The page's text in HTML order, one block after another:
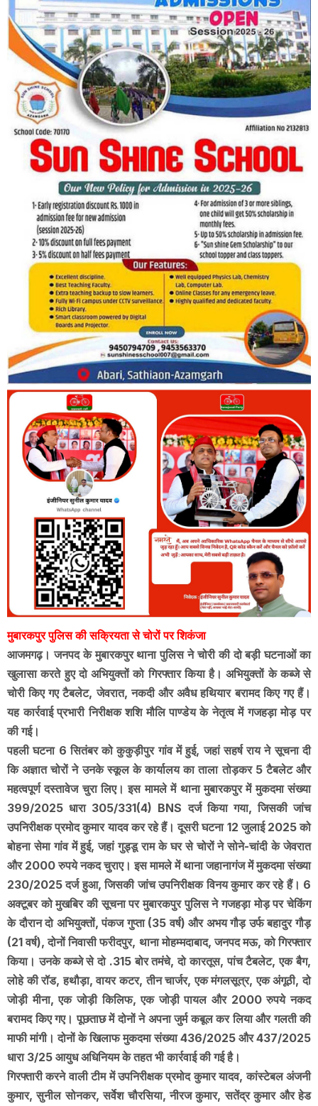
मुबारकपुर पुलिस की सक्रियता से चोरों पर शिकंजा
आजमगढ़। जनपद के मुबारकपुर थाना पुलिस ने चोरी की दो बड़ी घटनाओं का
खुलासा करते हुए दो अभियुक्तों को गिरफ्तार किया है। अभियुक्तों के कब्जे से
चोरी किए गए टैबलेट, जेवरात, नकदी और अवैध हथियार बरामद किए गए हैं।
यह कार्रवाई प्रभारी निरीक्षक शशि मौलि पाण्डेय के नेतृत्व में गजहड़ा मोड़ पर
की गई।
पहली घटना 6 सितंबर को कुकुड़ीपुर गांव में हुई, जहां सहर्ष राय ने सूचना दी
कि अज्ञात चोरों ने उनके स्कूल के कार्यालय का ताला तोड़कर 5 टैबलेट और
महत्वपूर्ण दस्तावेज चुरा लिए। इस मामले में थाना मुबारकपुर में मुकदमा संख्या
399/2025 धारा 305/331(4) BNS दर्ज किया गया, जिसकी जांच
उपनिरीक्षक प्रमोद कुमार यादव कर रहे हैं। दूसरी घटना 12 जुलाई 2025 को
बोहना सेमा गांव में हुई, जहां गुड्डू राम के घर से चोरों ने सोने-चांदी के जेवरात
और 2000 रुपये नकद चुराए। इस मामले में थाना जहानागंज में मुकदमा संख्या
230/2025 दर्ज हुआ, जिसकी जांच उपनिरीक्षक विनय कुमार कर रहे हैं। 6
अक्टूबर को मुखबिर की सूचना पर मुबारकपुर पुलिस ने गजहड़ा मोड़ पर चेकिंग
के दौरान दो अभियुक्तों, पंकज गुप्ता (35 वर्ष) और अभय गौड़ उर्फ बहादुर गौड़
(21 वर्ष), दोनों निवासी फरीदपुर, थाना मोहम्मदाबाद, जनपद मऊ, को गिरफ्तार
किया। उनके कब्जे से दो .315 बोर तमंचे, दो कारतूस, पांच टैबलेट, एक बैग,
लोहे की रॉड, हथौड़ा, वायर कटर, तीन चार्जर, एक मंगलसूत्र, एक अंगूठी, दो
जोड़ी मीना, एक जोड़ी किलिफ, एक जोड़ी पायल और 2000 रुपये नकद
बरामद किए गए। पूछताछ में दोनों ने अपना जुर्म कबूल कर लिया और गलती की
माफी मांगी। दोनों के खिलाफ मुकदमा संख्या 436/2025 और 437/2025
धारा 3/25 आयुध अधिनियम के तहत भी कार्रवाई की गई है।
गिरफ्तारी करने वाली टीम में उपनिरीक्षक प्रमोद कुमार यादव, कांस्टेबल अंजनी
कुमार, सुनील सोनकर, सर्वेश चौरसिया, नीरज कुमार, सतेंद्र कुमार और हेड